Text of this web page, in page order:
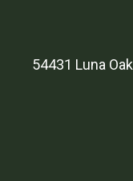
54431 Luna Oak